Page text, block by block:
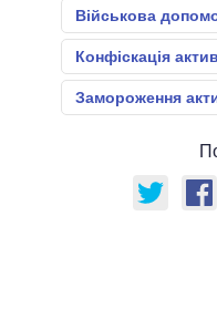
Військова
Конфіскація
Замороження